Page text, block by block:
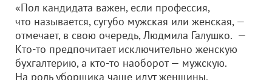
«Пол кандидата важен, если профессия,
что называется, сугубо мужская или женская, —
отмечает, в свою очередь, Людмила Галушко. —
Кто-то предпочитает исключительно женскую
бухгалтерию, а кто-то наоборот — мужскую.
На роль уборщика чаще идут женщины,